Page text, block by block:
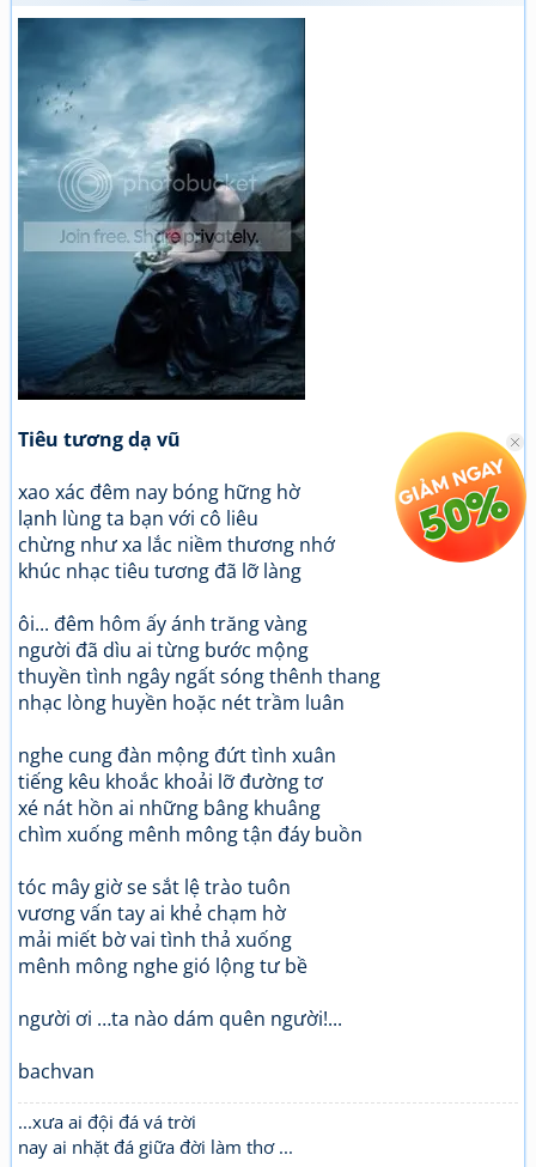
Tiêu tương dạ vũ
xao xác đêm nay bóng hững hờ
lạnh lùng ta bạn với cô liêu
chừng như xa lắc niềm thương nhớ
khúc nhạc tiêu tương đã lỡ làng
ôi... đêm hôm ấy ánh trăng vàng
người đã dìu ai từng bước mộng
thuyền tình ngây ngất sóng thênh thang
nhạc lòng huyền hoặc nét trầm luân
nghe cung đàn mộng đứt tình xuân
tiếng kêu khoắc khoải lỡ đường tơ
xé nát hồn ai những bâng khuâng
chìm xuống mênh mông tận đáy buồn
tóc mây giờ se sắt lệ trào tuôn
vương vấn tay ai khẻ chạm hờ
mải miết bờ vai tình thả xuống
mênh mông nghe gió lộng tư bề
người ơi …ta nào dám quên người!...
bachvan
...xưa ai đội đá vá trời
nay ai nhặt đá giữa đời làm thơ ...